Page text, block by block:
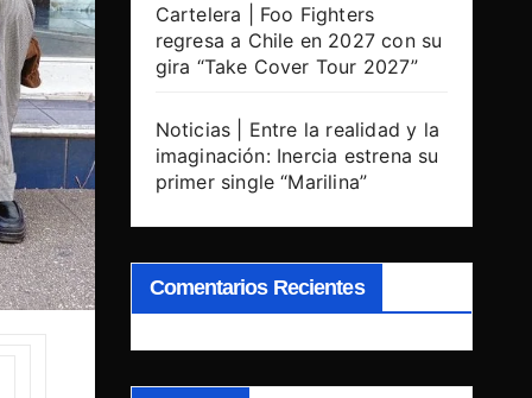
Cartelera | Foo Fighters
regresa a Chile en 2027 con su
gira “Take Cover Tour 2027”
Noticias | Entre la realidad y la
imaginación: Inercia estrena su
primer single “Marilina”
Comentarios Recientes